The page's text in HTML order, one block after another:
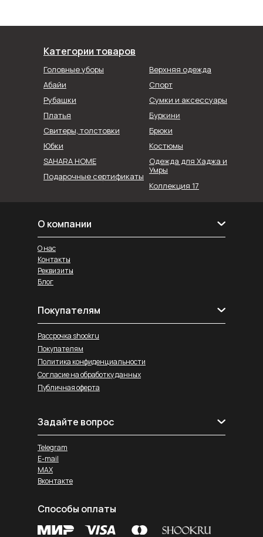
Категории товаров
Головные уборы
Абайи
Рубашки
Коллекция 17
Спорт
Верхняя одежда
Сумки и аксессуары
Юбки
Брюки
SAHARA HOME
Платья
Свитеры, толстовки
Буркини
Костюмы
Подарочные сертификаты
Одежда для Хаджа и
Умры
О компании
Реквизиты
Блог
О нас
Контакты
Покупателям
Рассрочка shookru
Покупателям
Политика конфиденциальности
Согласие на обработку данных
Публичная оферта
Задайте вопрос
Telegram
E-mail
MAX
Вконтакте
Способы оплаты